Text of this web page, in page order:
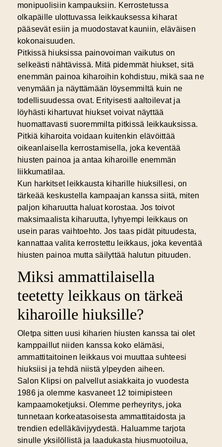
monipuolisiin kampauksiin. Kerrostetussa
olkapäille ulottuvassa leikkauksessa kiharat
pääsevät esiin ja muodostavat kauniin, eläväisen
kokonaisuuden.
Pitkissä hiuksissa painovoiman vaikutus on
selkeästi nähtävissä. Mitä pidemmät hiukset, sitä
enemmän painoa kiharoihin kohdistuu, mikä saa ne
venymään ja näyttämään löysemmiltä kuin ne
todellisuudessa ovat. Erityisesti aaltoilevat ja
löyhästi kihartuvat hiukset voivat näyttää
huomattavasti suoremmilta pitkissä leikkauksissa.
Pitkiä kiharoita voidaan kuitenkin elävöittää
oikeanlaisella kerrostamisella, joka keventää
hiusten painoa ja antaa kiharoille enemmän
liikkumatilaa.
Kun harkitset leikkausta kiharille hiuksillesi, on
tärkeää keskustella kampaajan kanssa siitä, miten
paljon kiharuutta haluat korostaa. Jos toivot
maksimaalista kiharuutta, lyhyempi leikkaus on
usein paras vaihtoehto. Jos taas pidät pituudesta,
kannattaa valita kerrostettu leikkaus, joka keventää
hiusten painoa mutta säilyttää halutun pituuden.
Miksi ammattilaisella
teetetty leikkaus on tärkeä
kiharoille hiuksille?
Oletpa sitten uusi kiharien hiusten kanssa tai olet
kamppaillut niiden kanssa koko elämäsi,
ammattitaitoinen leikkaus voi muuttaa suhteesi
hiuksiisi ja tehdä niistä ylpeyden aiheen.
Salon Klipsi on palvellut asiakkaita jo vuodesta
1986 ja olemme kasvaneet 12 toimipisteen
kampaamoketjuksi. Olemme perheyritys, joka
tunnetaan korkeatasoisesta ammattitaidosta ja
trendien edelläkävijyydestä. Haluamme tarjota
sinulle yksilöllistä ja laadukasta hiusmuotoilua,